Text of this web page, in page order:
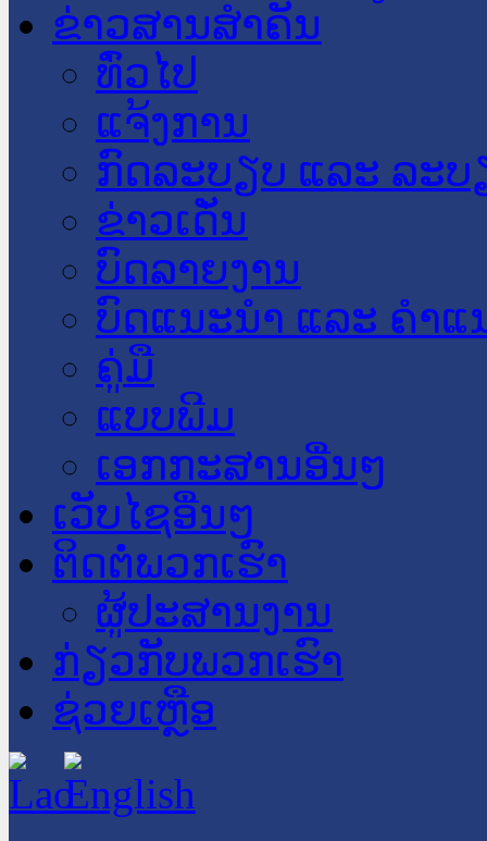
ຂ່າວສານສໍາຄັນ
​ທົ່ວ​ໄປ
ແຈ້ງການ
ກົດລະບຽບ ແລະ ລະບ
ຂ່າວເດັ່ນ
ບົດລາຍງານ
ບົດແນະນໍາ ແລະ ຄໍາແ
ຄູ່ມື
ແບບພີມ
ເອກກະສານອື່ນໆ
ເວັບໄຊອື່ນໆ
ຕິດຕໍ່ພວກເຮົາ
ຜູ້ປະສານງານ
ກ່ຽວກັບພວກເຮົາ
ຊ່ວຍເຫຼືອ